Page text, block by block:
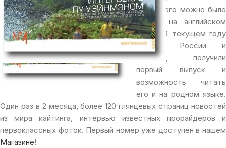
читать его можно было
только на английском
языке. В текущем году
жители России и
Украины, получили
первый выпуск и
возможность читать
его и на родном языке.
Один раз в 2 месяца, более 120 глянцевых страниц новостей
из мира кайтинга, интервью известных прорайдеров и
первоклассных фоток. Первый номер уже доступен в нашем
Магазине!